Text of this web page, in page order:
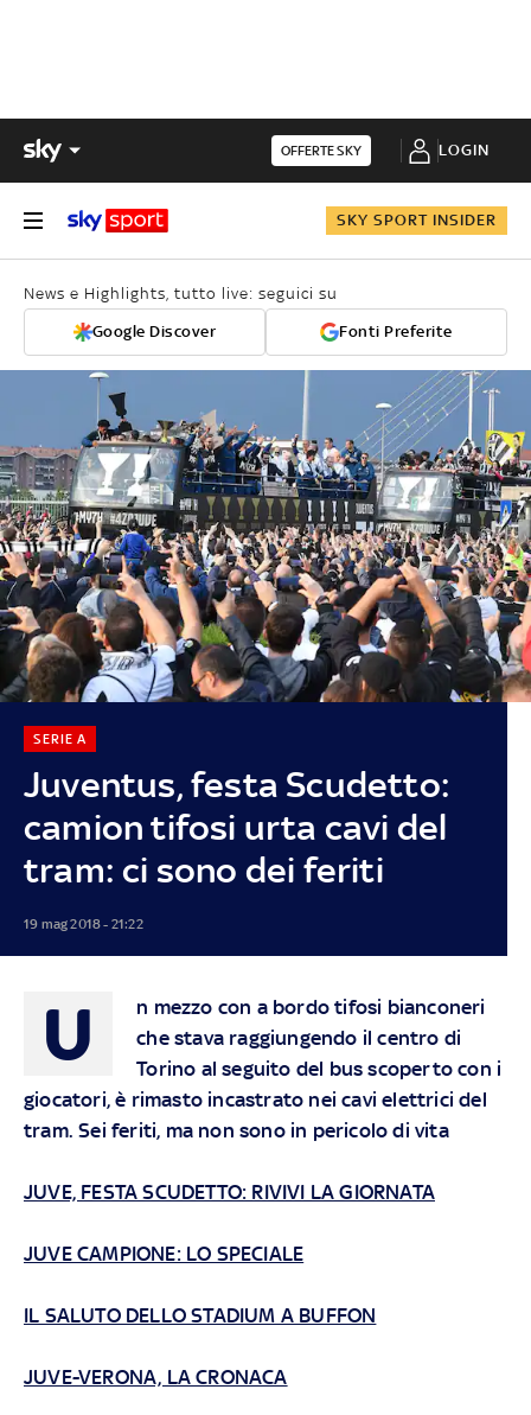
OFFERTE SKY LOGIN
SKY SPORT INSIDER
News e Highlights, tutto live: seguici su
Google Discover Fonti Preferite
Juventus, festa Scudetto:
camion tifosi urta cavi del
tram: ci sono dei feriti
SERIE A
19 mag 2018 - 21:22
U
n mezzo con a bordo tifosi bianconeri
che stava raggiungendo il centro di
Torino al seguito del bus scoperto con i
giocatori, è rimasto incastrato nei cavi elettrici del
tram. Sei feriti, ma non sono in pericolo di vita
JUVE, FESTA SCUDETTO: RIVIVI LA GIORNATA
JUVE CAMPIONE: LO SPECIALE
IL SALUTO DELLO STADIUM A BUFFON
JUVE-VERONA, LA CRONACA